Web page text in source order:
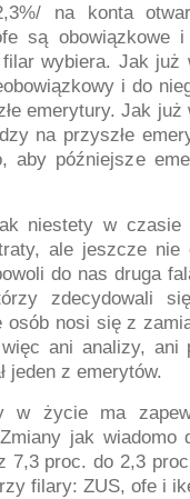
na konta
są obowiązkowe
wybiera. Jak już
i do
emerytury. Jak
na przyszłe
aby późniejsze
niestety w czasie
ale jeszcze nie
do nas druga
zdecydowali
nosi się z
ani analizy, ani
jeden z emerytów.
w życie ma
jak wiadomo
proc. do 2,3
filary: ZUS, ofe i